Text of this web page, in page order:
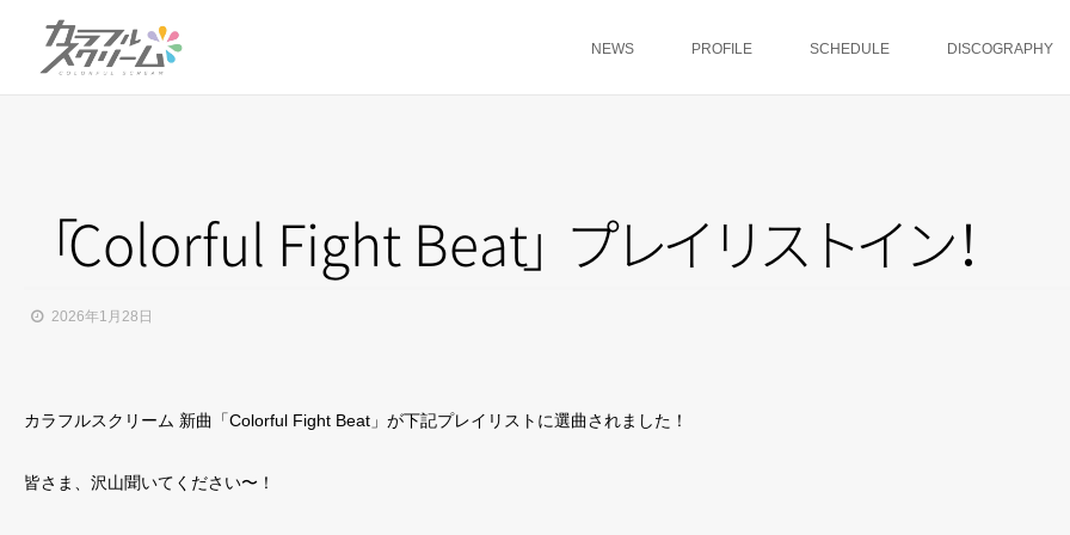
NEWS PROFILE SCHEDULE DISCOGRAPHY
「Colorful Fight Beat」 プレイ リ ス トイ ン！
2026年1月28日
カラフルスクリーム 新曲「Colorful Fight Beat」が下記プレイリストに選曲されました！
皆さま、沢山聞いてください〜！